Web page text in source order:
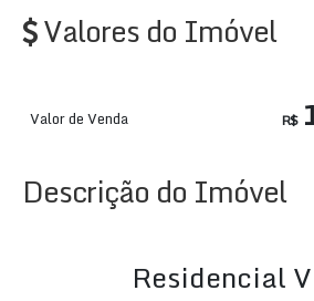
Valores do Imóvel
R$
Valor de Venda
Descrição do Imóvel
Residencial